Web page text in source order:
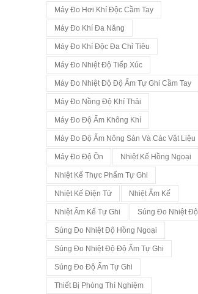
Máy Đo Hơi Khí Độc Cầm Tay
Máy Đo Khí Đa Năng
Máy Đo Khí Độc Đa Chỉ Tiêu
Máy Đo Nhiệt Độ Tiếp Xúc
Máy Đo Nhiệt Độ Độ Ẩm Tự Ghi Cầm Tay
Máy Đo Nồng Độ Khí Thải
Máy Đo Độ Ẩm Không Khí
Máy Đo Độ Ẩm Nông Sản Và Các Vật Liệu
Máy Đo Độ Ồn Nhiệt Kế Hồng Ngoại
Nhiệt Kế Thực Phẩm Tự Ghi
Nhiệt Kế Điện Tử Nhiệt Ẩm Kế
Nhiệt Ẩm Kế Tự Ghi Súng Đo Nhiệt Độ
Súng Đo Nhiệt Độ Hồng Ngoại
Súng Đo Nhiệt Độ Độ Ẩm Tự Ghi
Súng Đo Độ Ẩm Tự Ghi
Thiết Bị Phòng Thí Nghiệm